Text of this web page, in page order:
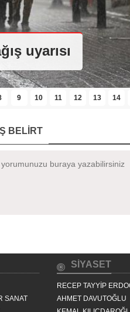
İÇİN
9 10 11 12 13 14
BELİRT
SANAT
SİYASET
RECEP TAYYİP
AHMET DAVUTOĞLU